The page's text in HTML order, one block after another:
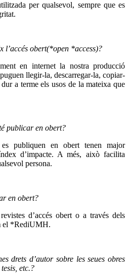
per qualsevol, sempre que es
l’accés obert(*open *access)?
en internet la nostra producció
llegir-la, descarregar-la, copiar-
a terme els usos de la mateixa que
publicar en obert?
publiquen en obert tenen major
d’impacte. A més, això facilita
persona.
en obert?
d’accés obert o a través dels
el *RediUMH.
drets d’autor sobre les seues obres
etc.?